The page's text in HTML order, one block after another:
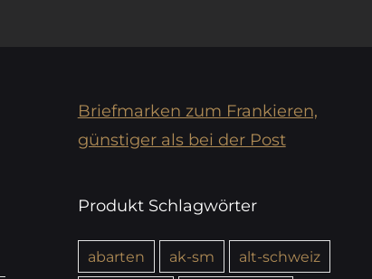
Briefmarken zum Frankieren,
günstiger als bei der Post
Produkt Schlagwörter
abarten ak-sm
alt-schweiz